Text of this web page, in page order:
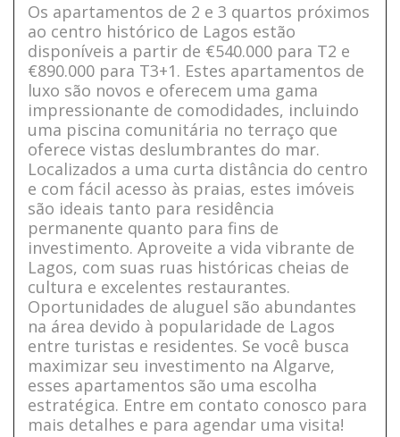
Os apartamentos de 2 e 3 quartos próximos
ao centro histórico de Lagos estão
disponíveis a partir de €540.000 para T2 e
€890.000 para T3+1. Estes apartamentos de
luxo são novos e oferecem uma gama
impressionante de comodidades, incluindo
uma piscina comunitária no terraço que
oferece vistas deslumbrantes do mar.
Localizados a uma curta distância do centro
e com fácil acesso às praias, estes imóveis
são ideais tanto para residência
permanente quanto para fins de
investimento. Aproveite a vida vibrante de
Lagos, com suas ruas históricas cheias de
cultura e excelentes restaurantes.
Oportunidades de aluguel são abundantes
na área devido à popularidade de Lagos
entre turistas e residentes. Se você busca
maximizar seu investimento na Algarve,
esses apartamentos são uma escolha
estratégica. Entre em contato conosco para
mais detalhes e para agendar uma visita!